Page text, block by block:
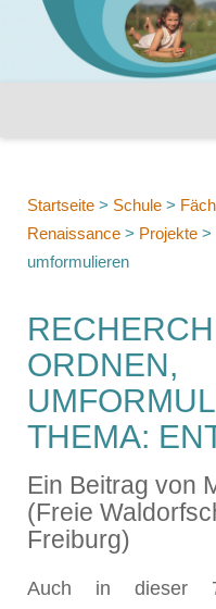
Startseite > Schule >
Renaissance > Projekte >
umformulieren
ORDNEN,
THEMA:
Ein Beitrag von
(Freie
Freiburg)
Auch in dieser